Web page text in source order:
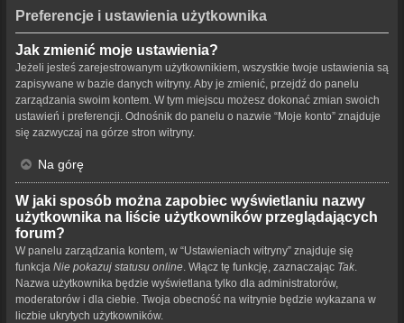
Preferencje i ustawienia użytkownika
Jak zmienić moje ustawienia?
Jeżeli jesteś zarejestrowanym użytkownikiem, wszystkie twoje ustawienia są
zapisywane w bazie danych witryny. Aby je zmienić, przejdź do panelu
zarządzania swoim kontem. W tym miejscu możesz dokonać zmian swoich
ustawień i preferencji. Odnośnik do panelu o nazwie “Moje konto” znajduje
się zazwyczaj na górze stron witryny.
Na górę
W jaki sposób można zapobiec wyświetlaniu nazwy
użytkownika na liście użytkowników przeglądających
forum?
W panelu zarządzania kontem, w “Ustawieniach witryny” znajduje się
funkcja Nie pokazuj statusu online . Włącz tę funkcję, zaznaczając Tak
Nazwa użytkownika będzie wyświetlana tylko dla administratorów,
moderatorów i dla ciebie. Twoja obecność na witrynie będzie wykazana w
liczbie ukrytych użytkowników.